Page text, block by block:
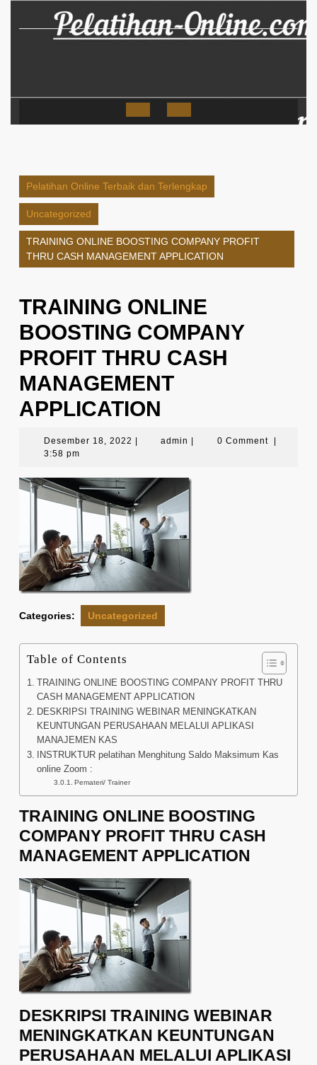
Open
Pelatihan Online Terbaik dan Terlengkap
Uncategorized
TRAINING ONLINE BOOSTING COMPANY PROFIT
THRU CASH MANAGEMENT APPLICATION
TRAINING ONLINE
BOOSTING COMPANY
PROFIT THRU CASH
MANAGEMENT
APPLICATION
Desember 18, 2022 Desember
admin admin 0 Comment
3:58 pm
Categories: Uncategorized
Table of Contents
TRAINING ONLINE BOOSTING COMPANY PROFIT THRU
CASH MANAGEMENT APPLICATION
DESKRIPSI TRAINING WEBINAR MENINGKATKAN
KEUNTUNGAN PERUSAHAAN MELALUI APLIKASI
MANAJEMEN KAS
INSTRUKTUR pelatihan Menghitung Saldo Maksimum Kas
online Zoom :
Pemateri/ Trainer
TRAINING ONLINE BOOSTING
COMPANY PROFIT THRU CASH
MANAGEMENT APPLICATION
DESKRIPSI TRAINING WEBINAR
MENINGKATKAN KEUNTUNGAN
PERUSAHAAN MELALUI APLIKASI